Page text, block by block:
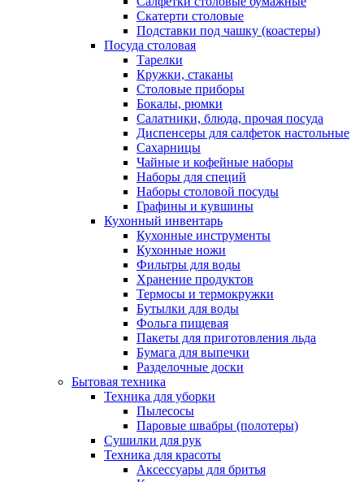
Скатерти столовые
Подставки под чашку (коастеры)
Посуда столовая
Тарелки
Кружки, стаканы
Столовые приборы
Бокалы, рюмки
Салатники, блюда, прочая посуда
Диспенсеры для салфеток настольные
Сахарницы
Чайные и кофейные наборы
Наборы для специй
Наборы столовой посуды
Графины и кувшины
Кухонный инвентарь
Кухонные инструменты
Кухонные ножи
Фильтры для воды
Хранение продуктов
Термосы и термокружки
Бутылки для воды
Фольга пищевая
Пакеты для приготовления льда
Бумага для выпечки
Разделочные доски
Бытовая техника
Техника для уборки
Пылесосы
Паровые швабры (полотеры)
Сушилки для рук
Техника для красоты
Аксессуары для бритья